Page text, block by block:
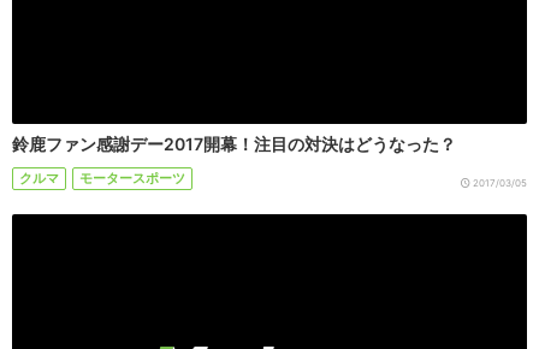
鈴鹿ファン感謝デー2017開幕！注目の対決はどうなった？
クルマ モータースポーツ 2017/03/05